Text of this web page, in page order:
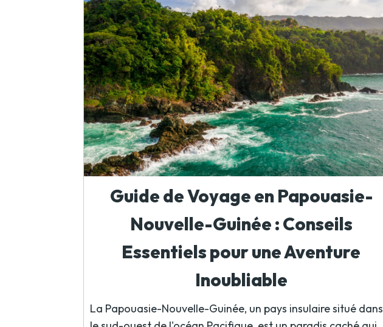
Guide de Voyage en Papouasie-
Nouvelle-Guinée : Conseils
Essentiels pour une Aventure
Inoubliable
La Papouasie-Nouvelle-Guinée, un pays insulaire situé dans